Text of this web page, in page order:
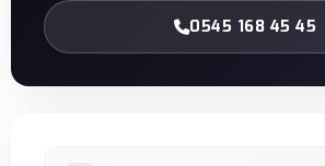
0545 168 45 45